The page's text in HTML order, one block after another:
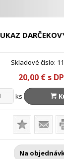
Skladové číslo:
20,00 € s
ks
Na